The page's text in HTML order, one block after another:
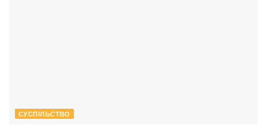
СУСПІЛЬСТВО